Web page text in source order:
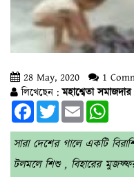
28 May, 2020 1
লিখেছেন :মহাশ্বেতা সমাজদার
FacebookTwitterEmail
সারা দেশের গালে একটি
টলমলে শিশু , বিহারের